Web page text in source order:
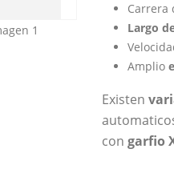
Carrera
Largo
Amplio
Existen
con garfio